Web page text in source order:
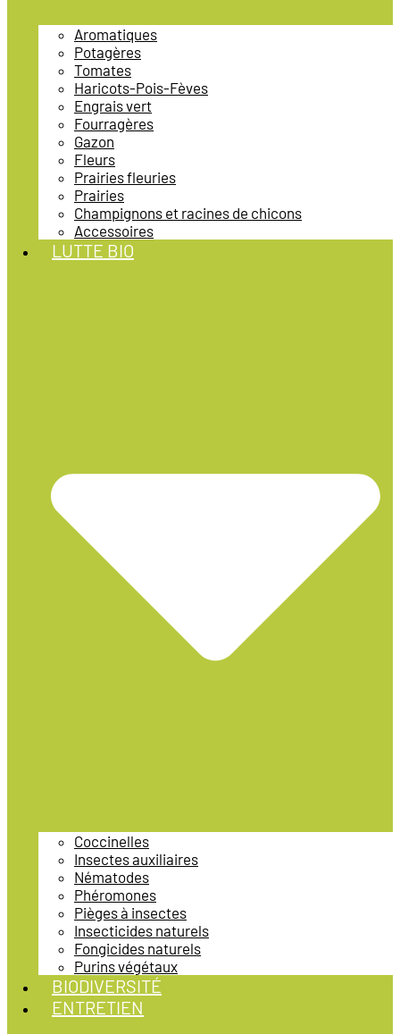
Aromatiques
Potagères
Tomates
Haricots-Pois-Fèves
Engrais vert
Fourragères
Gazon
Fleurs
Prairies fleuries
Prairies
Champignons et racines de chicons
Accessoires
LUTTE BIO
Coccinelles
Insectes auxiliaires
Nématodes
Phéromones
Pièges à insectes
Insecticides naturels
Fongicides naturels
Purins végétaux
BIODIVERSITÉ
ENTRETIEN